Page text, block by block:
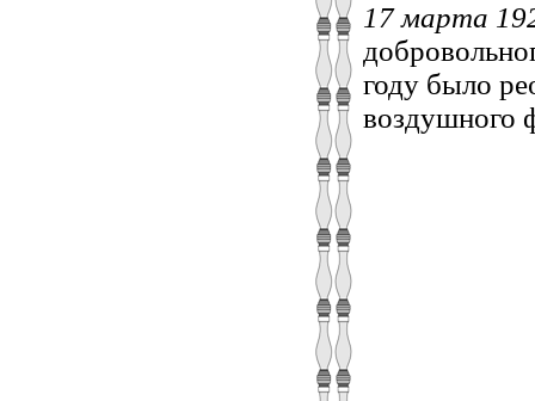
17 марта
году было
воздушного